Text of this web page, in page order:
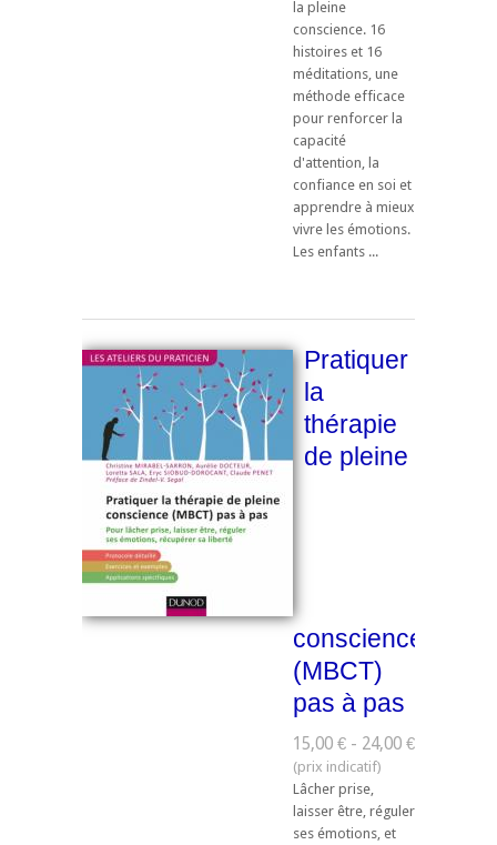
la pleine
conscience. 16
histoires et 16
méditations, une
méthode efficace
pour renforcer la
capacité
d'attention, la
confiance en soi et
apprendre à mieux
vivre les émotions.
Les enfants ...
Pratiquer
la
thérapie
de pleine
conscience
(MBCT)
pas à pas
15,00 € - 24,00 €
Lâcher prise,
laisser être, réguler
ses émotions, et